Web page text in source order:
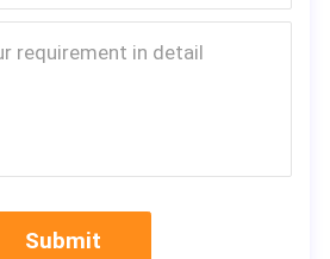
requirement in detail
Submit